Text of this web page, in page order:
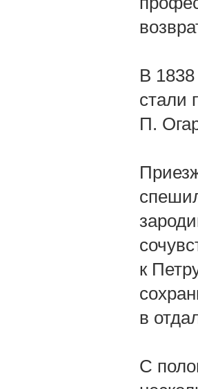
В 1838
стали
П.
к
в
С